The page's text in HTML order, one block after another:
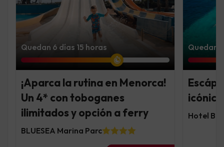
Quedan 6 días 15 horas
¡Aparca la rutina en Menorca!
Un 4* con toboganes
ilimitados y opción a ferry
BLUESEA Marina Parc
Quedan
Hotel